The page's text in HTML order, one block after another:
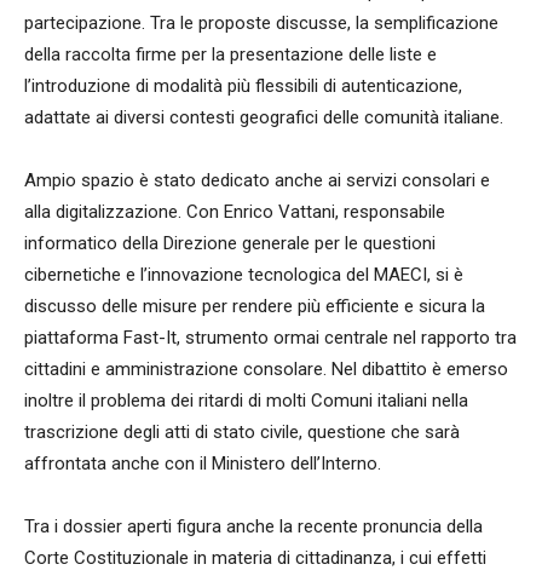
partecipazione. Tra le proposte discusse, la semplificazione
della raccolta firme per la presentazione delle liste e
l’introduzione di modalità più flessibili di autenticazione,
adattate ai diversi contesti geografici delle comunità italiane.
Ampio spazio è stato dedicato anche ai servizi consolari e
alla digitalizzazione. Con Enrico Vattani, responsabile
informatico della Direzione generale per le questioni
cibernetiche e l’innovazione tecnologica del MAECI, si è
discusso delle misure per rendere più efficiente e sicura la
piattaforma Fast-It, strumento ormai centrale nel rapporto tra
cittadini e amministrazione consolare. Nel dibattito è emerso
inoltre il problema dei ritardi di molti Comuni italiani nella
trascrizione degli atti di stato civile, questione che sarà
affrontata anche con il Ministero dell’Interno.
Tra i dossier aperti figura anche la recente pronuncia della
Corte Costituzionale in materia di cittadinanza, i cui effetti